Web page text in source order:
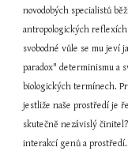
novodobých specialistů
antropologických reflexích
svobodné vůle se mu jeví
paradox" determinismu a
biologických termínech.
jestliže naše prostředí je
skutečně nezávislý
interakcí genů a prostředí.